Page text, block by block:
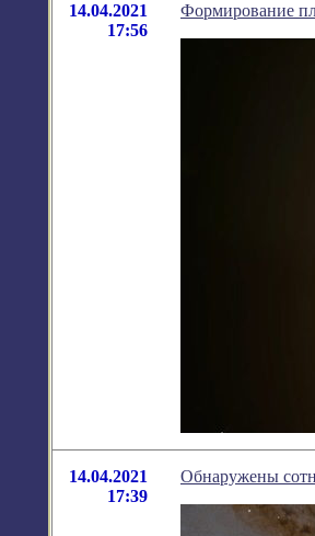
14.04.2021
17:56
Формирование
14.04.2021
17:39
Обнаружены